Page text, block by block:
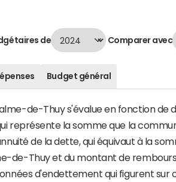
de Comparer avec
Budget général
de-Thuy s'évalue en fonction de
représente la somme que la
de la dette, qui équivaut à la
de-Thuy et du montant de
d'endettement qui figurent sur